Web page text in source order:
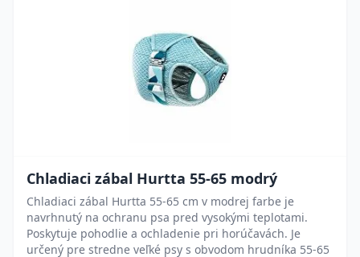
Chladiaci zábal Hurtta 55-65 modrý
Chladiaci zábal Hurtta 55-65 cm v modrej farbe je
navrhnutý na ochranu psa pred vysokými teplotami.
Poskytuje pohodlie a ochladenie pri horúčavách. Je
určený pre stredne veľké psy s obvodom hrudníka 55-65